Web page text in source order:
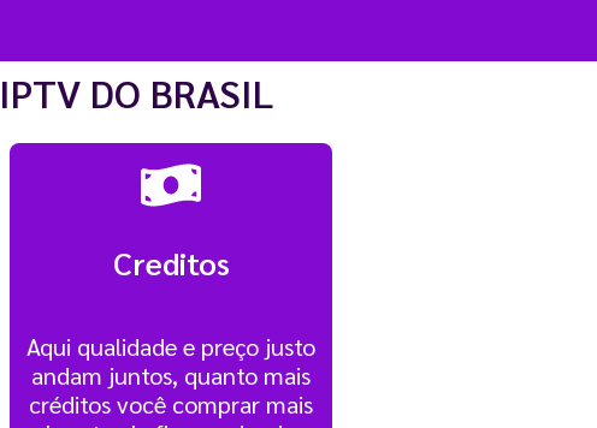
DO BRASIL
Creditos
Aqui qualidade e preço justo
andam juntos, quanto mais
créditos você comprar mais